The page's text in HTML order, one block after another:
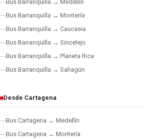
Bus Barranquilla → Medellín
Bus Barranquilla → Montería
Bus Barranquilla → Caucasia
Bus Barranquilla → Sincelejo
Bus Barranquilla → Planeta Rica
Bus Barranquilla → Sahagún
Desde Cartagena
Bus Cartagena → Medellín
Bus Cartagena → Montería